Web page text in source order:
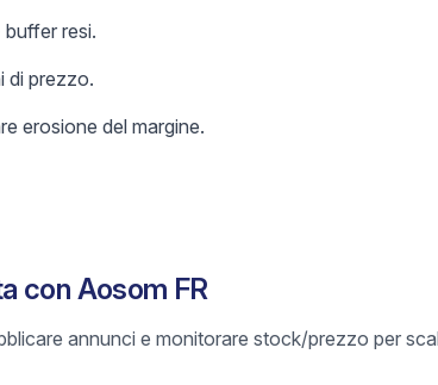
resi.
di prezzo.
erosione del margine.
con Aosom FR
annunci e monitorare stock/prezzo per